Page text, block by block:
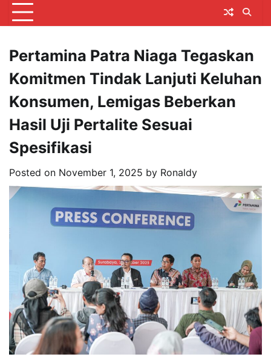
Pertamina Patra Niaga Tegaskan
Komitmen Tindak Lanjuti Keluhan
Konsumen, Lemigas Beberkan
Hasil Uji Pertalite Sesuai
Spesifikasi
Posted on November 1, 2025 by Ronaldy